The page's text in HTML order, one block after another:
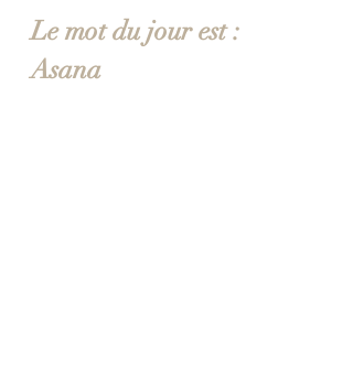
Le mot du jour est :
Asana